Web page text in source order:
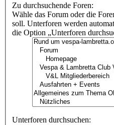
Zu durchsuchende Foren:
Wähle das Forum oder die
soll. Unterforen werden
die Option „Unterforen
Unterforen durchsuchen: